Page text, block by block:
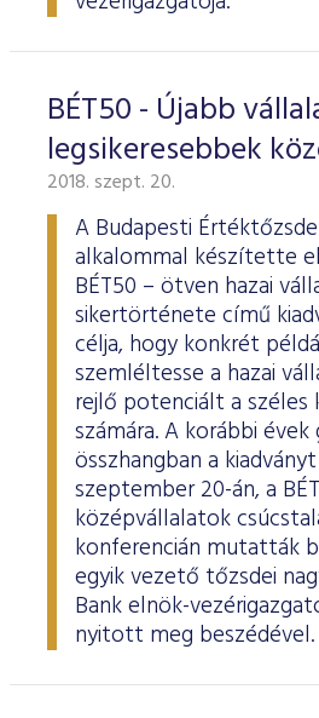
BÉT50 - Újabb
legsikeresebbek
2018. szept. 20.
A Budapesti
alkalommal készítette
BÉT50 – ötven hazai
sikertörténete című
célja, hogy konkrét
szemléltesse a hazai
rejlő potenciált a széles
számára. A korábbi
összhangban a
szeptember 20-án, a
középvállalatok
konferencián mutatták
egyik vezető tőzsdei
Bank elnök-
nyitott meg beszédével.